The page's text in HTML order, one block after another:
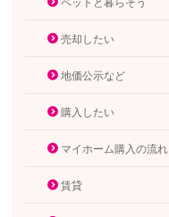
売却したい
地価公示など
購入したい
マイホーム購入の流れ
賃貸